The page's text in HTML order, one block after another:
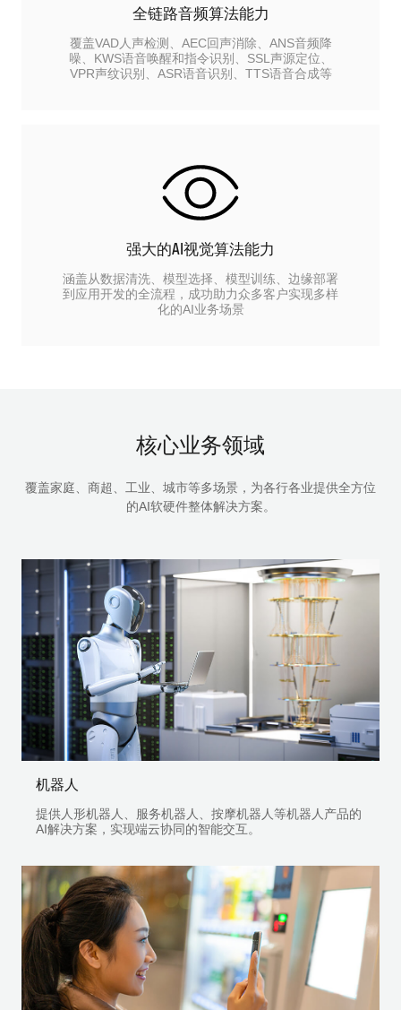
全链路音频算法能力
覆盖VAD人声检测、AEC回声消除、ANS音频降
噪、KWS语音唤醒和指令识别、SSL声源定位、
VPR声纹识别、ASR语音识别、TTS语音合成等
强大的AI视觉算法能力
涵盖从数据清洗、模型选择、模型训练、边缘部署
到应用开发的全流程，成功助力众多客户实现多样
化的AI业务场景
核心业务领域
覆盖家庭、商超、工业、城市等多场景，为各行各业提供全方位
的AI软硬件整体解决方案。
机器人
提供人形机器人、服务机器人、按摩机器人等机器人产品的
AI解决方案，实现端云协同的智能交互。